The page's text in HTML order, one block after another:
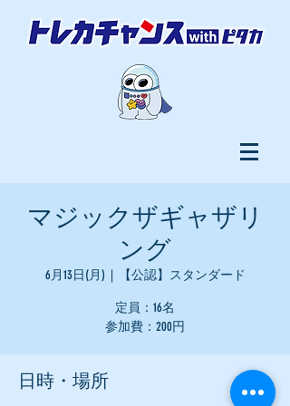
マジックザギャザリ
ング
6月13日(月)
  |
【公認】スタンダード
定員：16名
参加費：200円
日時・場所